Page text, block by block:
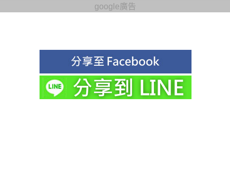
google廣告